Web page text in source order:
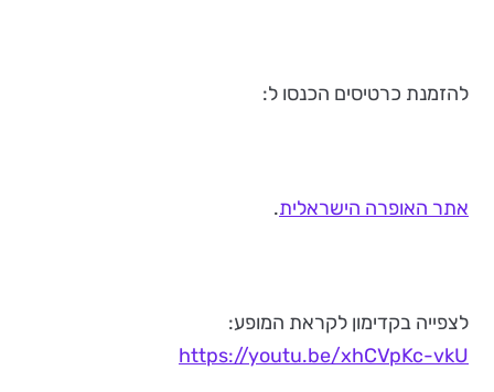
להזמנת כרטיסים הכנסו ל:
אתר האופרה הישראלית.
לצפייה בקדימון לקראת המופע:
https://youtu.be/xhCVpKc-vkU